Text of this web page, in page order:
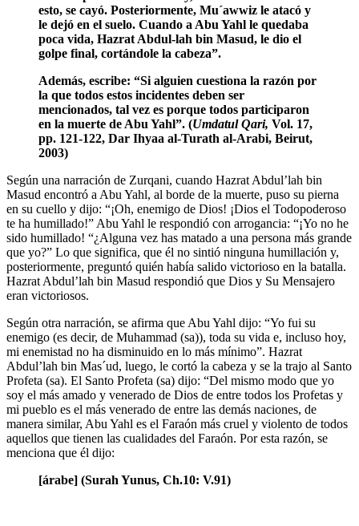
esto, se cayó. Posteriormente, Mu´awwiz le atacó y
le dejó en el suelo. Cuando a Abu Yahl le quedaba
poca vida, Hazrat Abdul-lah bin Masud, le dio el
golpe final, cortándole la cabeza”.
Además, escribe: “Si alguien cuestiona la razón por
la que todos estos incidentes deben ser
mencionados, tal vez es porque todos participaron
en la muerte de Abu Yahl”. (Umdatul Qari, Vol. 17,
pp. 121-122, Dar Ihyaa al-Turath al-Arabi, Beirut,
2003)
Según una narración de Zurqani, cuando Hazrat Abdul’lah bin
Masud encontró a Abu Yahl, al borde de la muerte, puso su pierna
en su cuello y dijo: “¡Oh, enemigo de Dios! ¡Dios el Todopoderoso
te ha humillado!” Abu Yahl le respondió con arrogancia: “¡Yo no he
sido humillado! “¿Alguna vez has matado a una persona más grande
que yo?” Lo que significa, que él no sintió ninguna humillación y,
posteriormente, preguntó quién había salido victorioso en la batalla.
Hazrat Abdul’lah bin Masud respondió que Dios y Su Mensajero
eran victoriosos.
Según otra narración, se afirma que Abu Yahl dijo: “Yo fui su
enemigo (es decir, de Muhammad (sa)), toda su vida e, incluso hoy,
mi enemistad no ha disminuido en lo más mínimo”. Hazrat
Abdul’lah bin Mas´ud, luego, le cortó la cabeza y se la trajo al Santo
Profeta (sa). El Santo Profeta (sa) dijo: “Del mismo modo que yo
soy el más amado y venerado de Dios de entre todos los Profetas y
mi pueblo es el más venerado de entre las demás naciones, de
manera similar, Abu Yahl es el Faraón más cruel y violento de todos
aquellos que tienen las cualidades del Faraón. Por esta razón, se
menciona que él dijo:
[árabe] (Surah Yunus, Ch.10: V.91)